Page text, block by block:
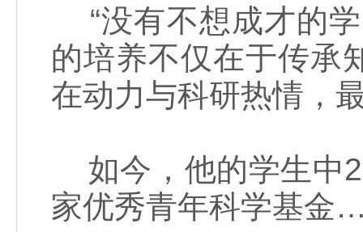
“没有不想成才的学
的培养不仅在于传承
在动力与科研热情，
如今，他的学生中2
家优秀青年科学基